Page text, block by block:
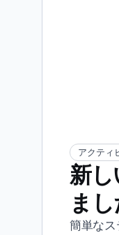
アクティ
新
まし
簡単な